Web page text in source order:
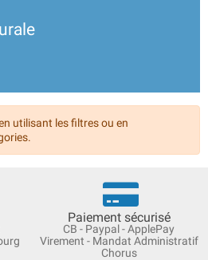
utilisant les filtres ou en
Paiement sécurisé
CB - Paypal - ApplePay
Virement - Mandat Administratif
Chorus